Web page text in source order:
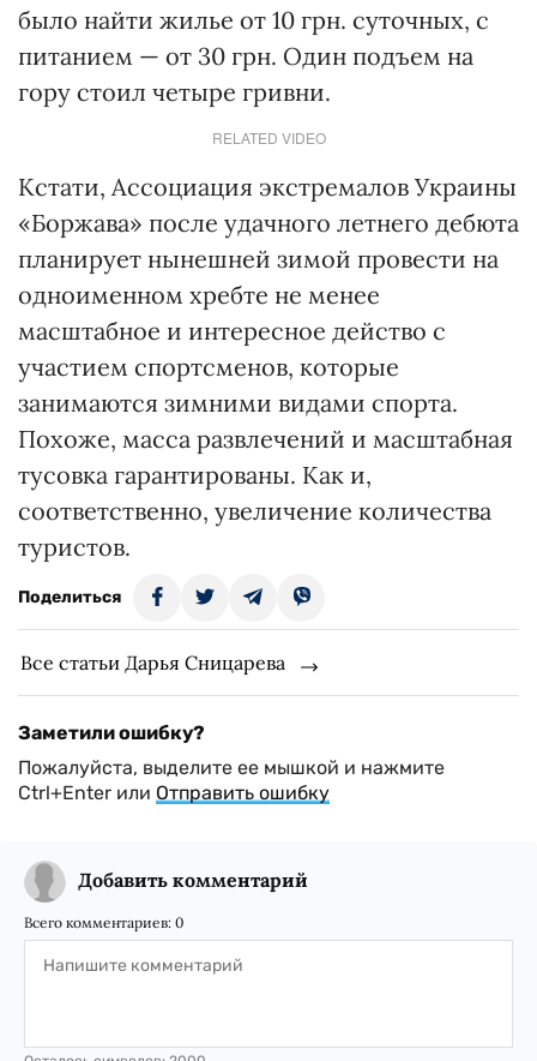
было найти жилье от 10 грн. суточных, с
питанием — от 30 грн. Один подъем на
гору стоил четыре гривни.
RELATED VIDEO
Кстати, Ассоциация экстремалов Украины
«Боржава» после удачного летнего дебюта
планирует нынешней зимой провести на
одноименном хребте не менее
масштабное и интересное действо с
участием спортсменов, которые
занимаются зимними видами спорта.
Похоже, масса развлечений и масштабная
тусовка гарантированы. Как и,
соответственно, увеличение количества
туристов.
Поделиться
Все статьи Дарья Сницарева
Заметили ошибку?
Пожалуйста, выделите ее мышкой и нажмите
Ctrl+Enter или Отправить ошибку
Добавить комментарий
Всего комментариев: 0